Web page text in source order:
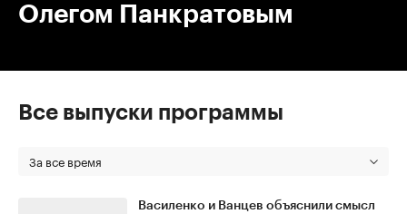
Олегом Панкратовым
Все выпуски программы
За все время
Василенко и Ванцев объяснили смысл